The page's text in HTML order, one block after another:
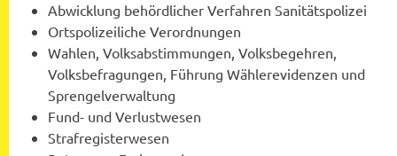
Abwicklung behördlicher Verfahren Sanitätspolizei
Ortspolizeiliche Verordnungen
Wahlen, Volksabstimmungen, Volksbegehren,
Volksbefragungen, Führung Wählerevidenzen und
Sprengelverwaltung
Fund- und Verlustwesen
Strafregisterwesen